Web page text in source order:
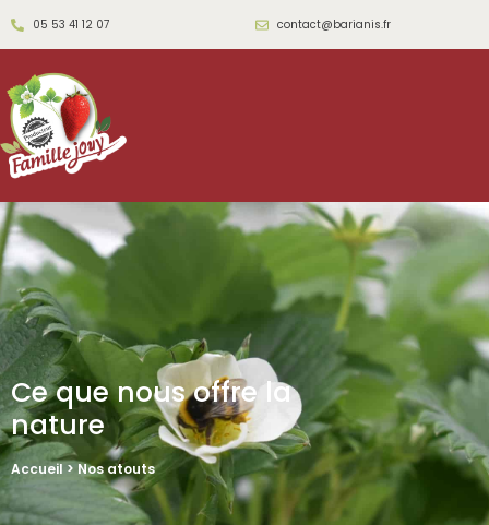
05 53 41 12 07 contact@barianis.fr
Ce que nous offre la
nature
Accueil > Nos atouts